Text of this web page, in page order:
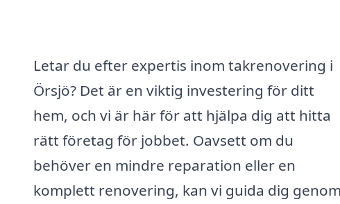
Letar du efter expertis inom takrenovering i
Örsjö? Det är en viktig investering för ditt
hem, och vi är här för att hjälpa dig att hitta
rätt företag för jobbet. Oavsett om du
behöver en mindre reparation eller en
komplett renovering, kan vi guida dig genom